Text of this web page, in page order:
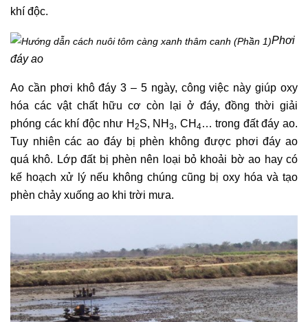
khí độc.
Phơi
đáy ao
Ao cần phơi khô đáy 3 – 5 ngày, công việc này giúp oxy
hóa các vật chất hữu cơ còn lại ở đáy, đồng thời giải
phóng các khí độc như H 2S, NH3, CH 4… trong đất đáy ao.
Tuy nhiên các ao đáy bị phèn không được phơi đáy ao
quá khô. Lớp đất bị phèn nên loại bỏ khoải bờ ao hay có
kế hoạch xử lý nếu không chúng cũng bị oxy hóa và tạo
phèn chảy xuống ao khi trời mưa.